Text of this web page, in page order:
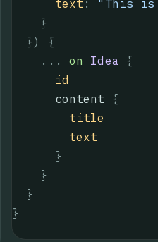
text :
"This is
}
})
{
...
on Idea
{
id
content
{
title
text
}
}
}
}